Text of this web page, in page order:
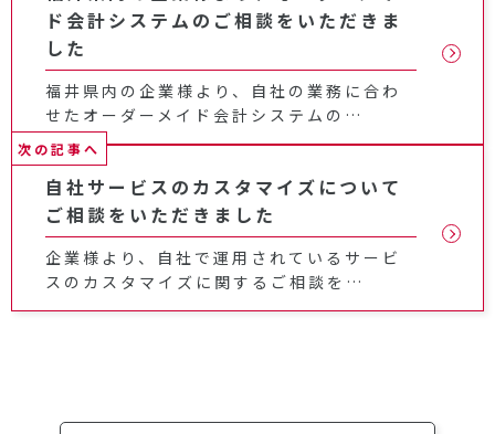
ド会計システムのご相談をいただきま
した
福井県内の企業様より、自社の業務に合わ
せたオーダーメイド会計システムの…
次の記事へ
自社サービスのカスタマイズについて
ご相談をいただきました
企業様より、自社で運用されているサービ
スのカスタマイズに関するご相談を…